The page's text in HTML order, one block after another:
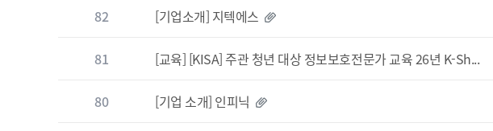
82 [기업소개] 지텍에스
81 [교육] [KISA] 주관 청년 대상 정보보호전문가 교육 26년 K-Sh...
80 [기업 소개] 인피닉